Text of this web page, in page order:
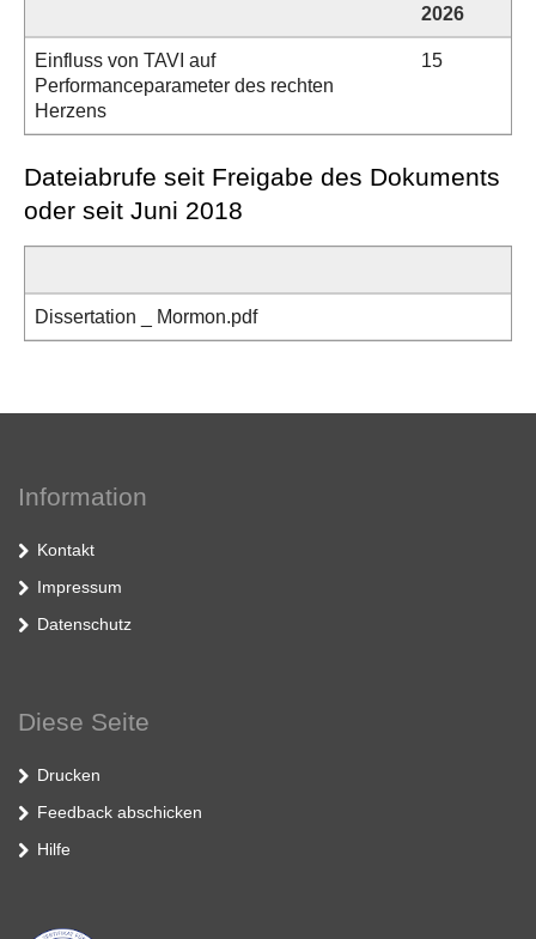
2026
Einfluss von TAVI auf
Performanceparameter des rechten
Herzens
15
Dateiabrufe seit Freigabe des Dokuments
oder seit Juni 2018
Dissertation _ Mormon.pdf
Information
Kontakt
Impressum
Datenschutz
Diese Seite
Drucken
Feedback abschicken
Hilfe